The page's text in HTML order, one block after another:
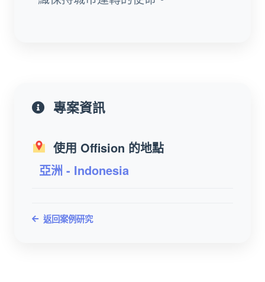
專案資訊
使用 Offision 的地點
亞洲 - Indonesia
返回案例研究